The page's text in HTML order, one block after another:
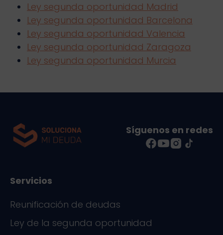
Ley segunda oportunidad Madrid
Ley segunda oportunidad Barcelona
Ley segunda oportunidad Valencia
Ley segunda oportunidad Zaragoza
Ley segunda oportunidad Murcia
Síguenos en redes
Servicios
Reunificación de deudas
Ley de la segunda oportunidad